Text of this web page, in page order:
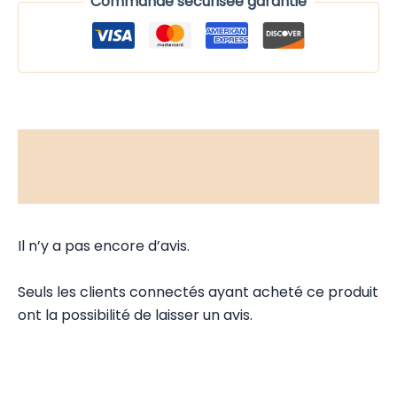
Il n’y a pas encore d’avis.
Seuls les clients connectés ayant acheté ce produit
ont la possibilité de laisser un avis.